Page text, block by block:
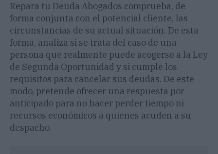
Repara tu Deuda Abogados comprueba, de
forma conjunta con el potencial cliente, las
circunstancias de su actual situación. De esta
forma, analiza si se trata del caso de una
persona que realmente puede acogerse a la Ley
de Segunda Oportunidad y si cumple los
requisitos para cancelar sus deudas. De este
modo, pretende ofrecer una respuesta por
anticipado para no hacer perder tiempo ni
recursos económicos a quienes acuden a su
despacho.